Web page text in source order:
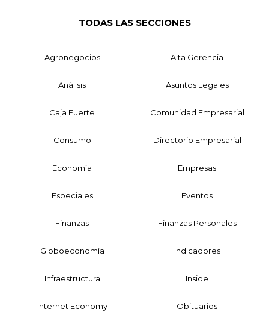
TODAS LAS SECCIONES
Agronegocios Alta Gerencia
Análisis Asuntos Legales
Caja Fuerte Comunidad Empresarial
Consumo Directorio Empresarial
Economía Empresas
Especiales Eventos
Finanzas Finanzas Personales
Globoeconomía Indicadores
Infraestructura Inside
Internet Economy Obituarios